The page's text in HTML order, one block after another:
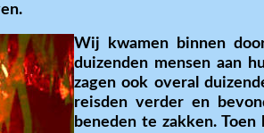
Wij kwamen binnen
duizenden mensen aan
zagen ook overal
reisden verder en
beneden te zakken.